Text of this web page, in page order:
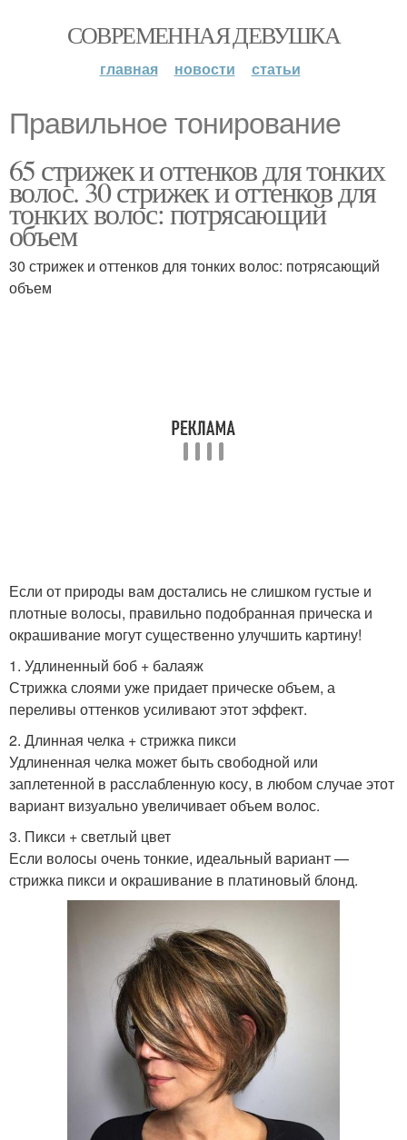
СОВРЕМЕННАЯ ДЕВУШКА
главная новости статьи
Правильное тонирование
65 стрижек и оттенков для тонких
волос. 30 стрижек и оттенков для
тонких волос: потрясающий
объем
30 стрижек и оттенков для тонких волос: потрясающий
объем
Если от природы вам достались не слишком густые и
плотные волосы, правильно подобранная прическа и
окрашивание могут существенно улучшить картину!
1. Удлиненный боб + балаяж
Стрижка слоями уже придает прическе объем, а
переливы оттенков усиливают этот эффект.
2. Длинная челка + стрижка пикси
Удлиненная челка может быть свободной или
заплетенной в расслабленную косу, в любом случае этот
вариант визуально увеличивает объем волос.
3. Пикси + светлый цвет
Если волосы очень тонкие, идеальный вариант —
стрижка пикси и окрашивание в платиновый блонд.